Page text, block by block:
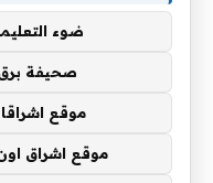
ضوء
صحيفة
موقع
موقع اشراق